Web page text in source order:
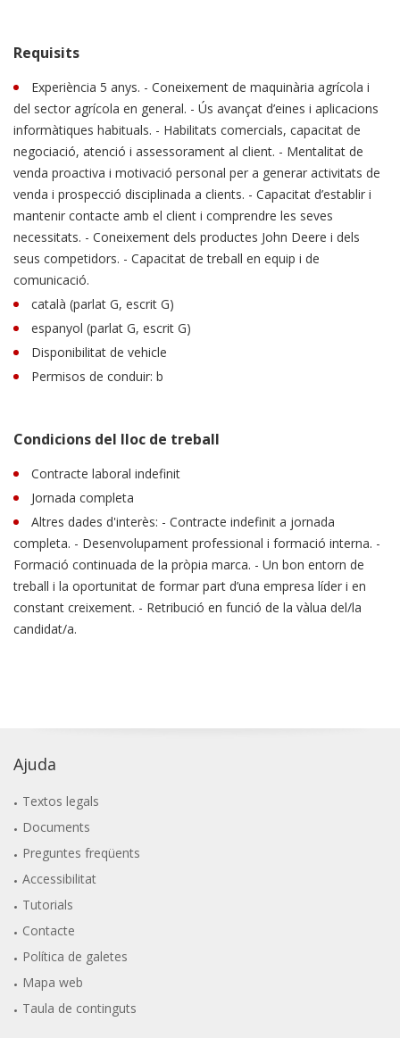
Requisits
Experiència 5 anys. - Coneixement de maquinària agrícola i
del sector agrícola en general. - Ús avançat d’eines i aplicacions
informàtiques habituals. - Habilitats comercials, capacitat de
negociació, atenció i assessorament al client. - Mentalitat de
venda proactiva i motivació personal per a generar activitats de
venda i prospecció disciplinada a clients. - Capacitat d’establir i
mantenir contacte amb el client i comprendre les seves
necessitats. - Coneixement dels productes John Deere i dels
seus competidors. - Capacitat de treball en equip i de
comunicació.
català (parlat G, escrit G)
espanyol (parlat G, escrit G)
Disponibilitat de vehicle
Permisos de conduir: b
Condicions del lloc de treball
Contracte laboral indefinit
Jornada completa
Altres dades d'interès: - Contracte indefinit a jornada
completa. - Desenvolupament professional i formació interna. -
Formació continuada de la pròpia marca. - Un bon entorn de
treball i la oportunitat de formar part d’una empresa líder i en
constant creixement. - Retribució en funció de la vàlua del/la
candidat/a.
Ajuda
Textos legals
Documents
Preguntes freqüents
Accessibilitat
Tutorials
Contacte
Política de galetes
Mapa web
Taula de continguts